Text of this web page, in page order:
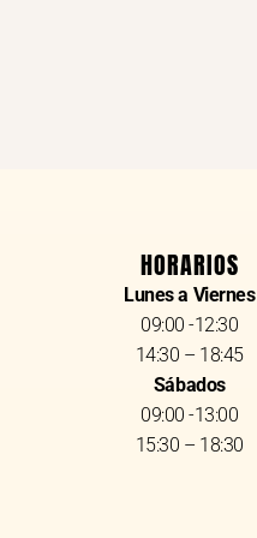
HORARIOS
Lunes a Viernes
09:00 -12:30
14:30 – 18:45
Sábados
09:00 -13:00
15:30 – 18:30